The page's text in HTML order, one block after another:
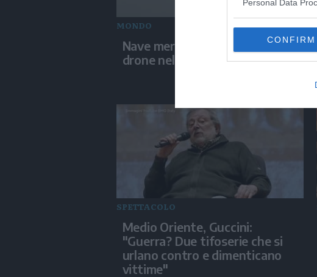
Personal Data
CONFIRM
MONDO
Nave mercantile colpita da un
drone nel Mar Nero
SPETTACOLO
Medio Oriente, Guccini:
"Guerra? Due tifoserie che si
urlano contro e dimenticano
vittime"